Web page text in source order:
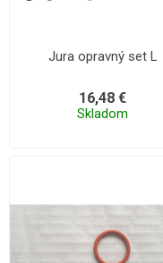
Jura opravný set L
16,48 €
Skladom